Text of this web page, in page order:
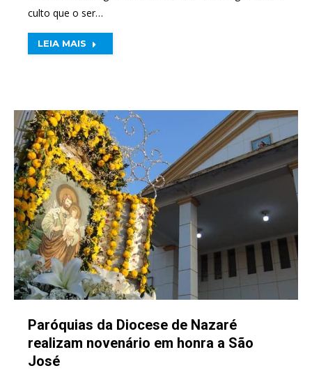
culto que o ser…
LEIA MAIS
Paróquias da Diocese de Nazaré
realizam novenário em honra a São
José